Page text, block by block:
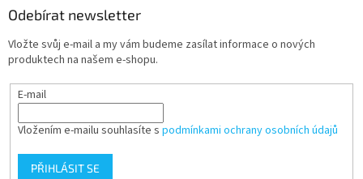
Odebírat newsletter
Vložte svůj e-mail a my vám budeme zasílat informace o nových
produktech na našem e-shopu.
E-mail
Vložením e-mailu souhlasíte s podmínkami ochrany osobních údajů
PŘIHLÁSIT SE